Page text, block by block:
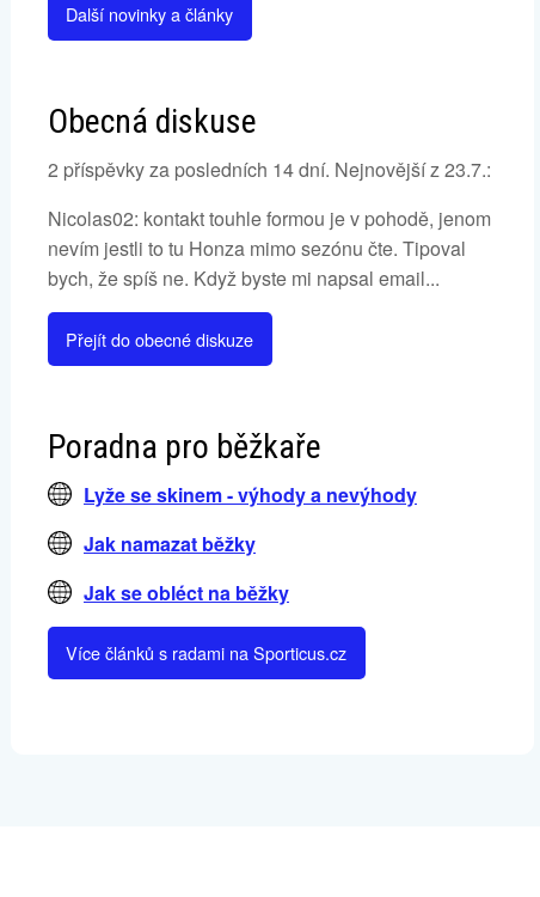
Další novinky a články
Obecná diskuse
2 příspěvky za posledních 14 dní. Nejnovější z 23.7.:
Nicolas02: kontakt touhle formou je v pohodě, jenom
nevím jestli to tu Honza mimo sezónu čte. Tipoval
bych, že spíš ne. Když byste mi napsal email...
Přejít do obecné diskuze
Poradna pro běžkaře
Lyže se skinem - výhody a nevýhody
Jak namazat běžky
Jak se obléct na běžky
Více článků s radami na Sporticus.cz